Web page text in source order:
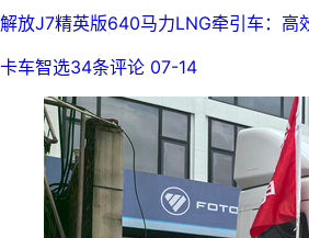
解放J7精英版640马力LNG牵引车：高
卡车智选34条评论 07-14